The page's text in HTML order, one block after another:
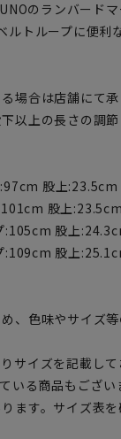
のランバード
トループに便利
場合は店舗にて
以上の長さの調
股上
股上
股上
股上
、色味やサイズ
サイズを記載し
いる商品もござい
ます。サイズ表